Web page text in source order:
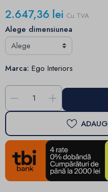
2.647,36 lei Cu TVA
Alege dimensiunea
Marca: Ego Interiors
- +